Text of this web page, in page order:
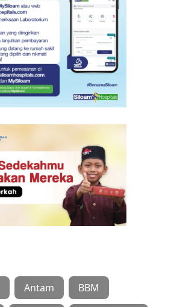
Antam BBM